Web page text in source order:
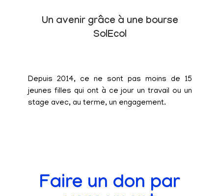
Un avenir grâce à une bourse
SolEcol
Depuis 2014, ce ne sont pas moins de 15
jeunes filles qui ont à ce jour un travail ou un
stage avec, au terme, un engagement.
Faire un don par